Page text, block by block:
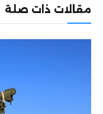
مقالات ذات صلة